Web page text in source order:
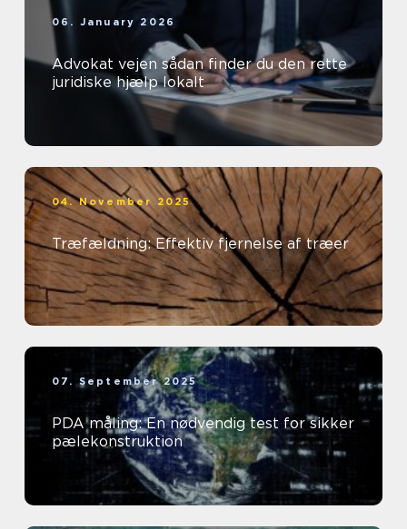
06. January 2026
Advokat vejen sådan finder du den rette
juridiske hjælp lokalt
04. November 2025
Træfældning: Effektiv fjernelse af træer
07. September 2025
PDA måling: En nødvendig test for sikker
pælekonstruktion